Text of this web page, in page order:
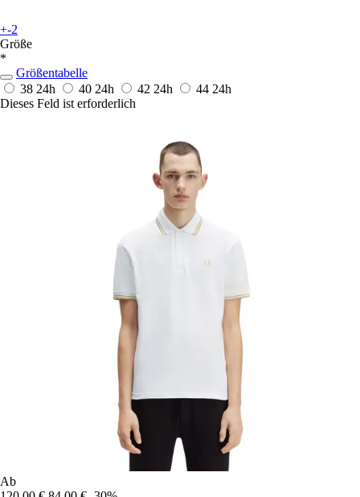
+-2
Größe
*
Größentabelle
38 24h 40 24h 42 24h 44 24h
Dieses Feld ist erforderlich
Ab